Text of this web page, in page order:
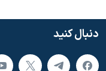
دنبال کنید